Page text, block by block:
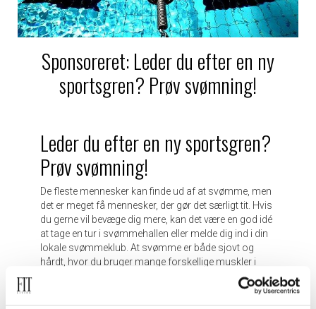
Sponsoreret: Leder du efter en ny
sportsgren? Prøv svømning!
Leder du efter en ny sportsgren?
Prøv svømning!
De fleste mennesker kan finde ud af at svømme, men
det er meget få mennesker, der gør det særligt tit. Hvis
du gerne vil bevæge dig mere, kan det være en god idé
at tage en tur i svømmehallen eller melde dig ind i din
lokale svømmeklub. At svømme er både sjovt og
hårdt, hvor du bruger mange forskellige muskler i
kroppen. Inden du begynder på dit nye sportseventyr,
bør du finde det rette udstyr. Du bør lede efter etstort
udvalg af badetøj, så du har meget at vælge i mellem.